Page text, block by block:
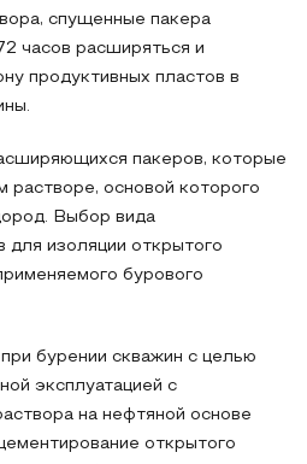
спущенные пакера
часов расширяться и
продуктивных пластов в
пакеров, которые
растворе, основой которого
Выбор вида
изоляции открытого
бурового
бурении скважин с целью
эксплуатацией с
на нефтяной основе
открытого